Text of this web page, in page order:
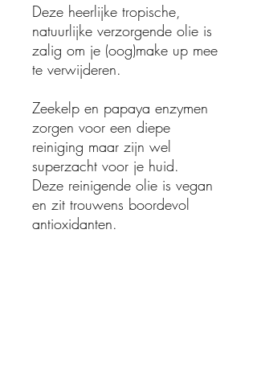
Deze heerlijke tropische,
natuurlijke verzorgende olie is
zalig om je (oog)make up mee
te verwijderen.
Zeekelp en papaya enzymen
zorgen voor een diepe
reiniging maar zijn wel
superzacht voor je huid.
Deze reinigende olie is vegan
en zit trouwens boordevol
antioxidanten.